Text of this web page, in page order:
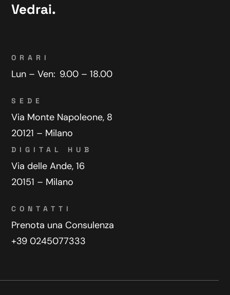
Vedrai.
ORARI
Lun – Ven: 9.00 – 18.00
SEDE
Via Monte Napoleone, 8
20121 – Milano
DIGITAL HUB
Via delle Ande, 16
20151 – Milano
CONTATTI
Prenota una Consulenza
+39 0245077333